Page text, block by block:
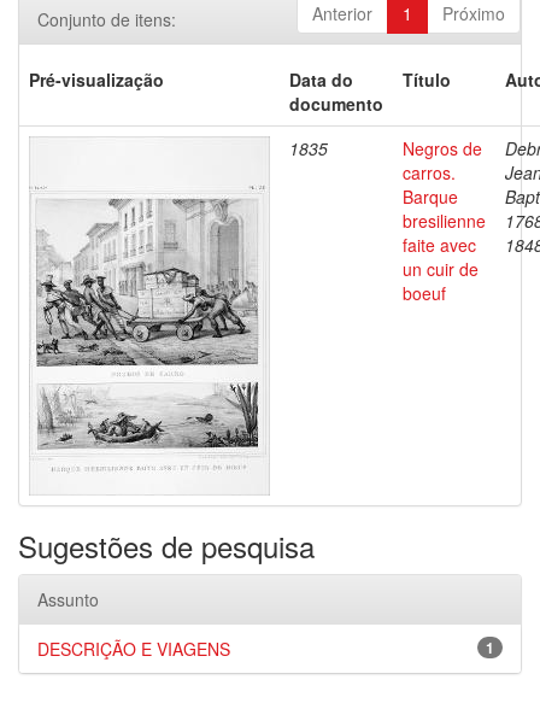
Anterior 1 Próximo
Conjunto de itens:
Pré-visualização
Data do
documento
Título
1835
Negros de
carros.
Barque
bresilienne
faite avec
un cuir de
boeuf
Sugestões de pesquisa
Assunto
1
DESCRIÇÃO E VIAGENS